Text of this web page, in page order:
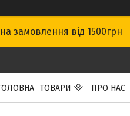
замовлення від 1500грн
ТОВАРИ ПРО НАС